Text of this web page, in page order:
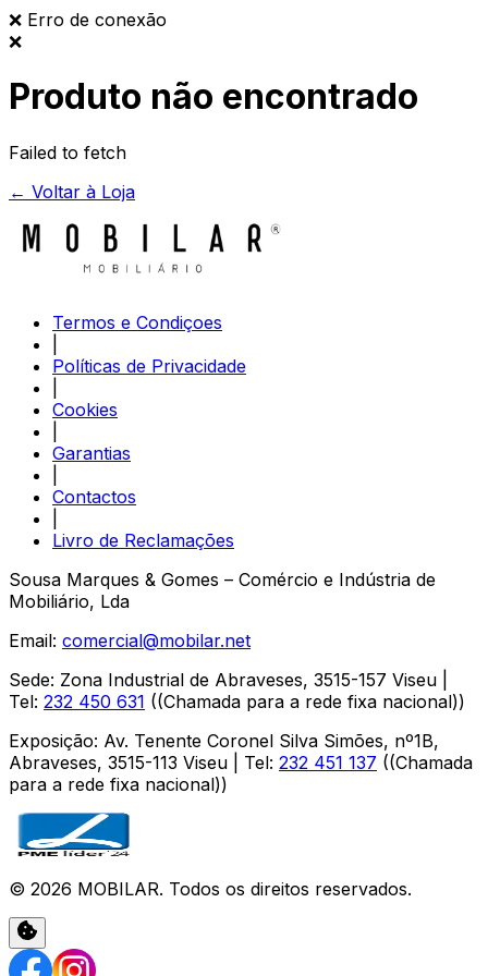
❌ Erro de conexão
❌
Produto não encontrado
Failed to fetch
← Voltar à Loja
Termos e Condiçoes
Políticas de Privacidade
Cookies
Garantias
Contactos
Livro de Reclamações
Sousa Marques & Gomes – Comércio e Indústria de
Mobiliário, Lda
Email: comercial@mobilar.net
Sede: Zona Industrial de Abraveses, 3515-157 Viseu
Tel: 232 450 631 ((Chamada para a rede fixa nacional))
Exposição: Av. Tenente Coronel Silva Simões, nº1B,
Abraveses, 3515-113 Viseu | Tel: 232 451 137 ((Chamada
para a rede fixa nacional))
© 2026 MOBILAR. Todos os direitos reservados.